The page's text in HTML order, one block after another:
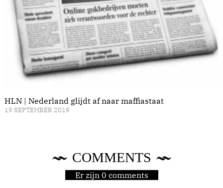
HLN | Nederland glijdt af naar maffiastaat
19 SEPTEMBER 2019
COMMENTS
Er zijn 0 comments